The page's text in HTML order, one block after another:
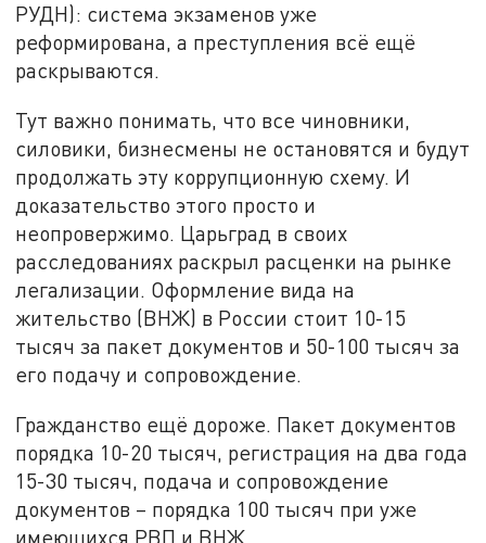
РУДН): система экзаменов уже
реформирована, а преступления всё ещё
раскрываются.
Тут важно понимать, что все чиновники,
силовики, бизнесмены не остановятся и будут
продолжать эту коррупционную схему. И
доказательство этого просто и
неопровержимо. Царьград в своих
расследованиях раскрыл расценки на рынке
легализации. Оформление вида на
жительство (ВНЖ) в России стоит 10-15
тысяч за пакет документов и 50-100 тысяч за
его подачу и сопровождение.
Гражданство ещё дороже. Пакет документов
порядка 10-20 тысяч, регистрация на два года
15-30 тысяч, подача и сопровождение
документов – порядка 100 тысяч при уже
имеющихся РВП и ВНЖ.